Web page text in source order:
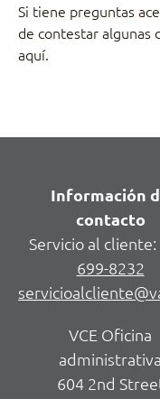
Si tiene preguntas
de contestar algunas
aquí.
Información
contacto
Servicio al cliente:
699-8232
VCE Oficina
administrativa
604 2nd